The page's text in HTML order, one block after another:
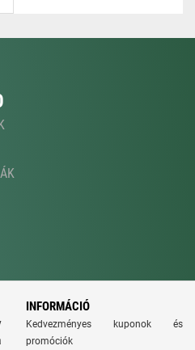
INFORMÁCIÓ
Kedvezményes kuponok és
promóciók